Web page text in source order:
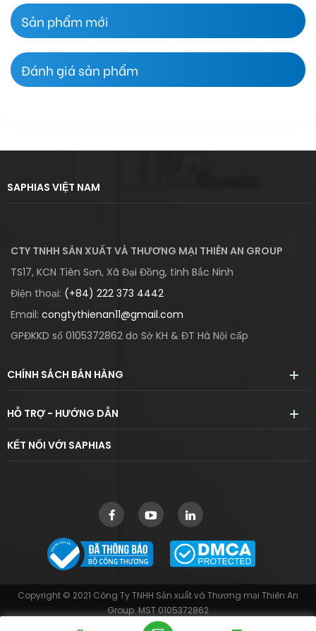
Sản phẩm mới
Đánh giá sản phẩm
SAPHIAS VIỆT NAM
CTY TNHH SẢN XUẤT VÀ THƯƠNG MẠI THIÊN AN GROUP
TS17, KCN Tiên Sơn, Xã Đại Đồng, tỉnh Bắc Ninh
Điện thoại: (+84) 222 373 4442
Email: congtythienan11@gmail.com
GPĐKKD số 0105372862 do Sở KH & ĐT Hà Nội cấp
CHÍNH SÁCH BÁN HÀNG
HỖ TRỢ - HƯỚNG DẪN
KẾT NỐI VỚI SAPHIAS
Copyright © 2021 Công Ty TNHH Sản xuất và Thương mại Thiên An
Group. MST 0105372862